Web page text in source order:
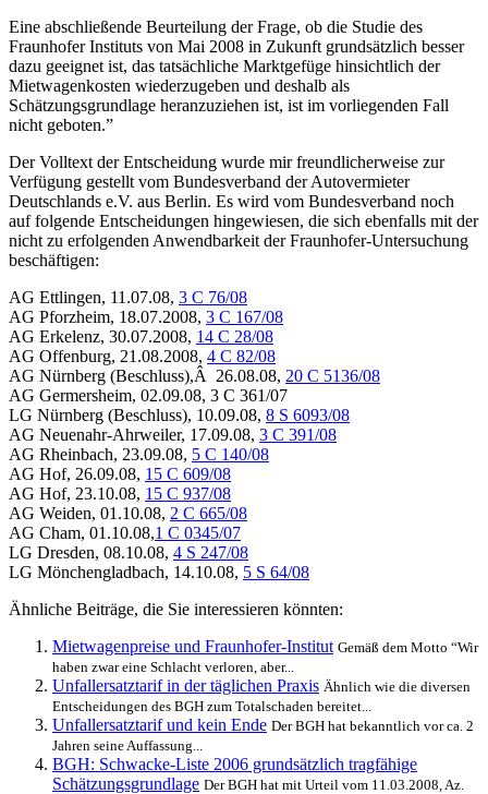
Eine abschließende Beurteilung der Frage, ob die Studie des
Fraunhofer Instituts von Mai 2008 in Zukunft grundsätzlich besser
dazu geeignet ist, das tatsächliche Marktgefüge hinsichtlich der
Mietwagenkosten wiederzugeben und deshalb als
Schätzungsgrundlage heranzuziehen ist, ist im vorliegenden Fall
nicht geboten.”
Der Volltext der Entscheidung wurde mir freundlicherweise zur
Verfügung gestellt vom Bundesverband der Autovermieter
Deutschlands e.V. aus Berlin. Es wird vom Bundesverband noch
auf folgende Entscheidungen hingewiesen, die sich ebenfalls mit der
nicht zu erfolgenden Anwendbarkeit der Fraunhofer-Untersuchung
beschäftigen:
AG Ettlingen, 11.07.08, 3 C 76/08
AG Pforzheim, 18.07.2008, 3 C 167/08
AG Erkelenz, 30.07.2008, 14 C 28/08
AG Offenburg, 21.08.2008, 4 C 82/08
AG Nürnberg (Beschluss),Â 26.08.08, 20 C 5136/08
AG Germersheim, 02.09.08, 3 C 361/07
LG Nürnberg (Beschluss), 10.09.08, 8 S 6093/08
AG Neuenahr-Ahrweiler, 17.09.08, 3 C 391/08
AG Rheinbach, 23.09.08, 5 C 140/08
AG Hof, 26.09.08, 15 C 609/08
AG Hof, 23.10.08, 15 C 937/08
AG Weiden, 01.10.08, 2 C 665/08
AG Cham, 01.10.08,1 C 0345/07
LG Dresden, 08.10.08, 4 S 247/08
LG Mönchengladbach, 14.10.08, 5 S 64/08
Ähnliche Beiträge, die Sie interessieren könnten:
Mietwagenpreise und Fraunhofer-Institut Gemäß dem Motto “Wir
haben zwar eine Schlacht verloren, aber...
Unfallersatztarif in der täglichen Praxis Ähnlich wie die diversen
Entscheidungen des BGH zum Totalschaden bereitet...
Unfallersatztarif und kein Ende Der BGH hat bekanntlich vor ca. 2
Jahren seine Auffassung...
BGH: Schwacke-Liste 2006 grundsätzlich tragfähige
Schätzungsgrundlage Der BGH hat mit Urteil vom 11.03.2008, Az.